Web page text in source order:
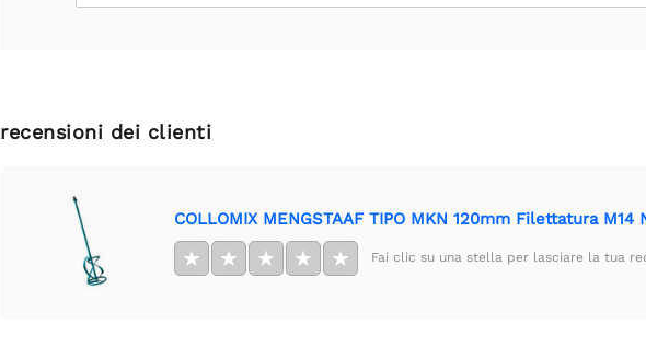
recensioni dei clienti
COLLOMIX MENGSTAAF TIPO MKN 120mm Filettatura M14
★ ★ ★ ★ ★ Fai clic su una stella per lasciare la tua